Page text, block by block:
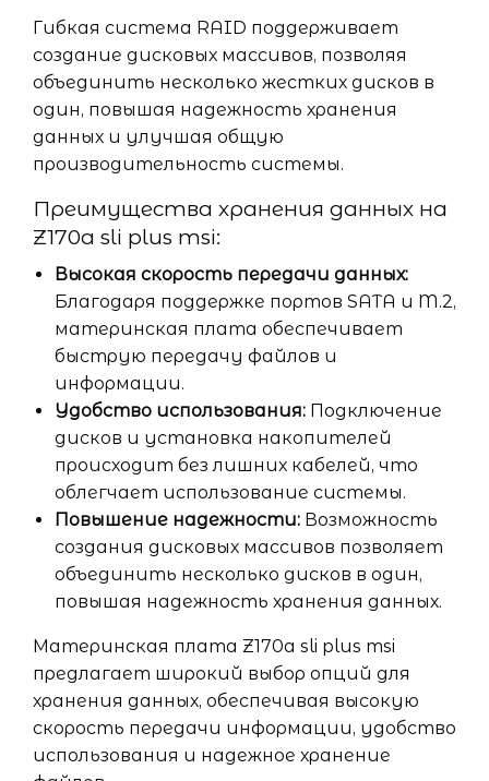
Гибкая система RAID поддерживает
создание дисковых массивов, позволяя
объединить несколько жестких дисков в
один, повышая надежность хранения
данных и улучшая общую
производительность системы.
Преимущества хранения данных на
Z170a sli plus msi:
Высокая скорость передачи данных:
Благодаря поддержке портов SATA и M.2,
материнская плата обеспечивает
быструю передачу файлов и
информации.
Удобство использования: Подключение
дисков и установка накопителей
происходит без лишних кабелей, что
облегчает использование системы.
Повышение надежности: Возможность
создания дисковых массивов позволяет
объединить несколько дисков в один,
повышая надежность хранения данных.
Материнская плата Z170a sli plus msi
предлагает широкий выбор опций для
хранения данных, обеспечивая высокую
скорость передачи информации, удобство
использования и надежное хранение